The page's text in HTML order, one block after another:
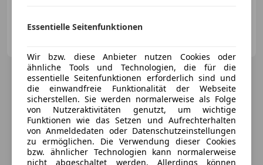
Onlinecars Vertriebs GmbH ZWNL Wien
Essentielle Seitenfunktionen
Wir bzw. diese Anbieter nutzen Cookies oder
ähnliche Tools und Technologien, die für die
essentielle Seitenfunktionen erforderlich sind und
die einwandfreie Funktionalität der Webseite
sicherstellen. Sie werden normalerweise als Folge
von Nutzeraktivitäten genutzt, um wichtige
Funktionen wie das Setzen und Aufrechterhalten
von Anmeldedaten oder Datenschutzeinstellungen
zu ermöglichen. Die Verwendung dieser Cookies
bzw. ähnlicher Technologien kann normalerweise
nicht abgeschaltet werden. Allerdings können